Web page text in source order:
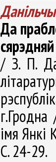
Да
/ З. П.
г.Гродна
імя Янкі
С. 24-29.